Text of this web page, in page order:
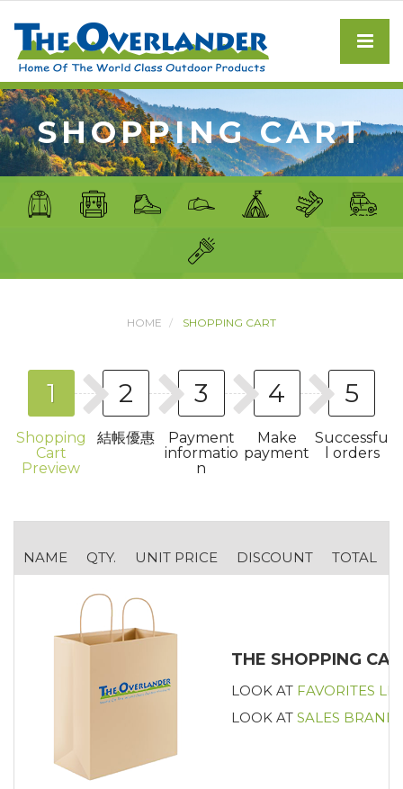
SHOPPING CART
HOME SHOPPING CART
1
Shopping
Cart
Preview
2
結帳優惠
3
Payment
informatio
n
4
Make
payment
5
Successfu
l orders
NAME QTY. UNIT PRICE DISCOUNT TOTAL
THE SHOPPING
LOOK AT FAVORITES
LOOK ATSALES BRAND